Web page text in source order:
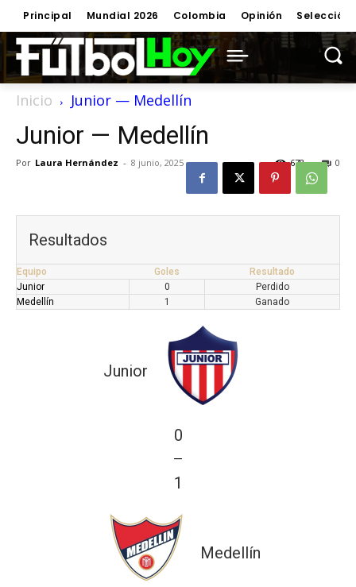
Principal Mundial 2026 Colombia Opinión Selección
Inicio Junior — Medellín
Junior — Medellín
Por Laura Hernández - 8 junio, 2025 0
678
Resultados
Equipo Goles
Resultado
Junior
0
Perdido
Medellín
1 Ganado
Junior
0
—
1
Medellín